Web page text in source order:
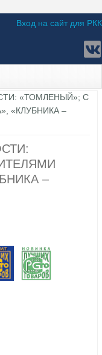
Вход на сайт для РКК
«ТОМЛЕНЫЙ»; С
«КЛУБНИКА –
–